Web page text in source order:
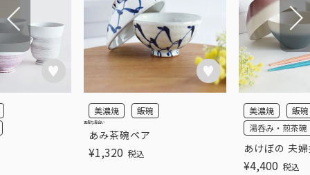
あみ茶碗ペア
美濃焼 飯碗
¥1,320 税込
古風な風合い
あけぼの 夫
美濃焼
飯碗
湯呑み・煎茶碗
¥4,400 税込